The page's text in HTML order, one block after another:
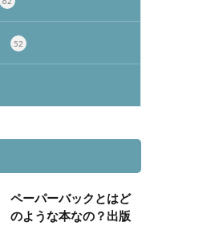
52
ペーパーバックとはど
のような本なの？出版